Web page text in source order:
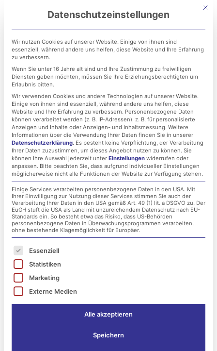
springen
LET IT BEE Herbst 2025
7. Oktober 2025
Die Sommermonate haben eindrucksvoll
gezeigt, wie unterschiedlich sich
Blühflächen entwickeln können, wenn
man ihnen Zeit und Raum lässt. Jede
Mit
Datenschutzeinstellungen
Wir nutzen Cookies auf unserer Website. Einige von ihnen sind
essenziell, während andere uns helfen, diese Website und Ihre Erfahrung
zu verbessern.
Wenn Sie unter 16 Jahre alt sind und Ihre Zustimmung zu freiwilligen
Diensten geben möchten, müssen Sie Ihre Erziehungsberechtigten um
Erlaubnis bitten.
Wir verwenden Cookies und andere Technologien auf unserer Website.
Einige von ihnen sind essenziell, während andere uns helfen, diese
Website und Ihre Erfahrung zu verbessern. Personenbezogene Daten
können verarbeitet werden (z. B. IP-Adressen), z. B. für personalisierte
Anzeigen und Inhalte oder Anzeigen- und Inhaltsmessung. Weitere
Informationen über die Verwendung Ihrer Daten finden Sie in unserer
Datenschutzerklärung. Es besteht keine Verpflichtung, der Verarbeitung
Ihrer Daten zuzustimmen, um dieses Angebot nutzen zu können. Sie
können Ihre Auswahl jederzeit unter Einstellungen widerrufen oder
anpassen. Bitte beachten Sie, dass aufgrund individueller Einstellungen
möglicherweise nicht alle Funktionen der Website zur Verfügung stehen.
Einige Services verarbeiten personenbezogene Daten in den USA. Mit
Ihrer Einwilligung zur Nutzung dieser Services stimmen Sie auch der
Verarbeitung Ihrer Daten in den USA gemäß Art. 49 (1) lit. a DSGVO zu. Der
EuGH stuft die USA als Land mit unzureichendem Datenschutz nach EU-
Standards ein. So besteht etwa das Risiko, dass US-Behörden
personenbezogene Daten in Überwachungsprogrammen verarbeiten,
ohne bestehende Klagemöglichkeit für Europäer.
Es folgt eine Liste der Service-Gruppen, für die
Essenziell
Statistiken
Marketing
Externe Medien
Alle akzeptieren
Speichern